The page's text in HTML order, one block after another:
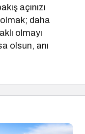
açınızı
daha
olmayı
olsun, anı